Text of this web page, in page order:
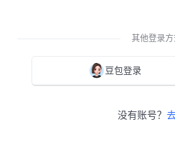
其他登录
豆包登录
没有账号？